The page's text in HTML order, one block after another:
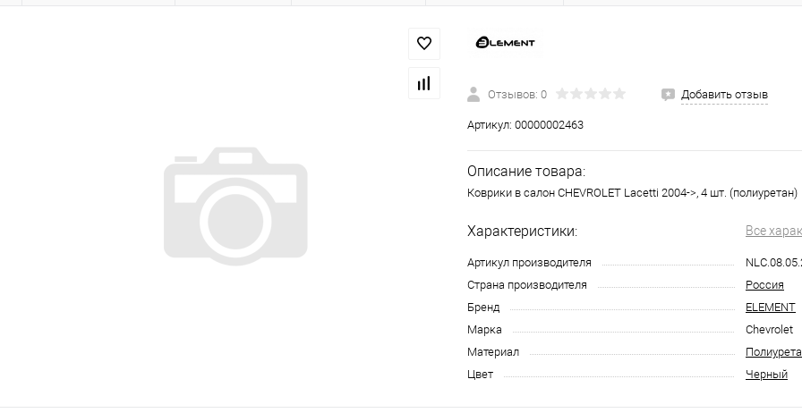
Отзывов: 0 Добавить отзыв
Артикул: 00000002463
Описание товара:
Коврики в салон CHEVROLET Lacetti 2004->, 4 шт. (полиуретан)
Характеристики: Все
Артикул производителя
Страна производителя
Россия
Бренд
ELEMENT
Марка
Chevrolet
Материал
Цвет
Черный